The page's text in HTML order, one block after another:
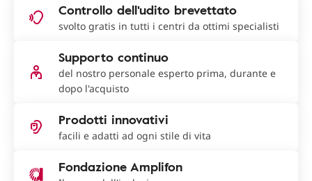
Controllo dell'udito brevettato
svolto gratis in tutti i centri da ottimi specialisti
Supporto continuo
del nostro personale esperto prima, durante e
dopo l'acquisto
Prodotti innovativi
facili e adatti ad ogni stile di vita
Fondazione Amplifon